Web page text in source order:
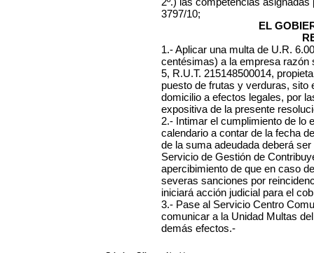
3797/10;
EL
1.- Aplicar una multa de U.R.
centésimas) a la empresa razón
5, R.U.T. 215148500014,
puesto de frutas y verduras, sito
domicilio a efectos legales, por
expositiva de la presente
2.- Intimar el cumplimiento de lo
calendario a contar de la fecha
de la suma adeudada deberá
Servicio de Gestión de
apercibimiento de que en caso
severas sanciones por
iniciará acción judicial para el
3.- Pase al Servicio Centro
comunicar a la Unidad Multas
demás efectos.-